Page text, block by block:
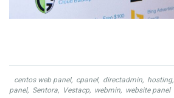
centos web panel, cpanel, directadmin, hosting,
panel, Sentora, Vestacp, webmin, website panel